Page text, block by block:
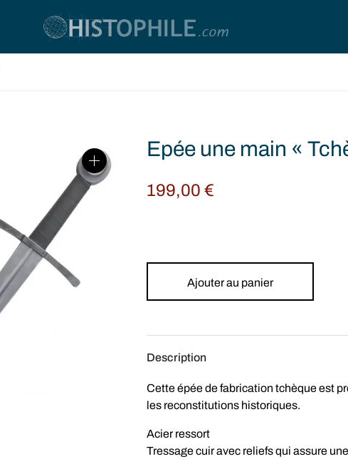
Epée une main «
199,00€
Ajouter au panier
Description
Cette épée de fabrication tchèque est
les reconstitutions historiques.
Acier ressort
Tressage cuir avec reliefs qui assure